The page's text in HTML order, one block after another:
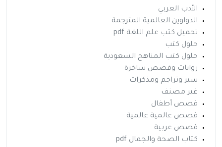
الأدب العربي
الدواوين العالمية المترجمة
تحميل كتب علم اللغة pdf
حلول كتب
حلول كتب المناهج السعودية
روايات وقصص ساخرة
سير وتراجم ومذكرات
غير مصنف
قصص أطفال
قصص عالمية عالمية
قصص عربية
كتاب الصحة والجمال pdf